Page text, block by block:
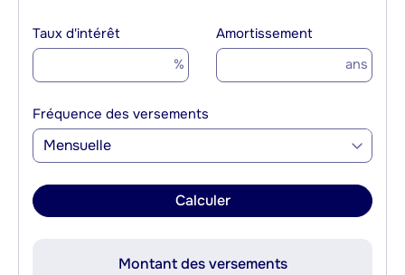
Taux d'intérêt
%
Amortissement
ans
Fréquence des versements
Mensuelle
Calculer
Montant des versements